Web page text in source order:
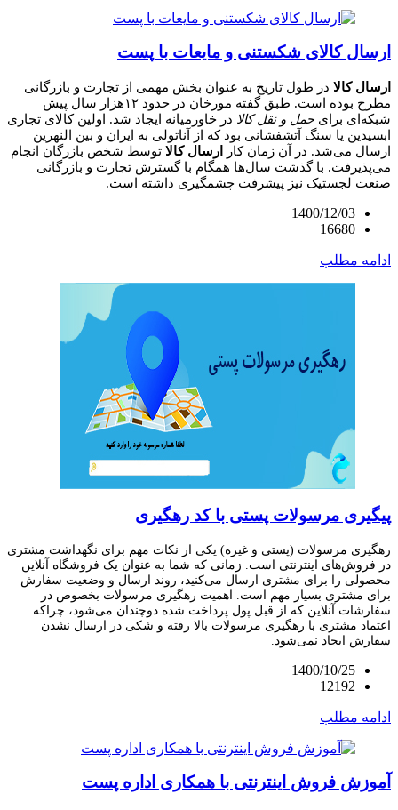
ارسال کالای شکستنی و مایعات با پست
ارسال کالا در طول تاریخ به عنوان بخش مهمی از تجارت و بازرگانی
مطرح بوده است. طبق گفته مورخان در حدود ۱۲هزار سال پیش
شبکه‌ای برای حمل و نقل کالا در خاورمیانه ایجاد شد. اولین کالای تجاری
ابسیدین یا سنگ آتشفشانی بود که از آناتولی به ایران و بین النهرین
ارسال می‌شد. در آن زمان کار
ارسال کالا توسط شخص بازرگان انجام
می‌پذیرفت. با گذشت سال‌ها همگام با گسترش تجارت و بازرگانی
صنعت لجستیک نیز پیشرفت چشمگیری داشته است.
1400/12/03
16680
ادامه مطلب
پیگیری مرسولات پستی با کد رهگیری
رهگیری مرسولات (پستی و غیره) یکی از نکات مهم برای نگهداشت مشتری
در فروش‌های اینترنتی است. زمانی که شما به عنوان یک فروشگاه آنلاین
محصولی را برای مشتری ارسال می‌کنید، روند ارسال و وضعیت سفارش
برای مشتری بسیار مهم است. اهمیت رهگیری مرسولات بخصوص در
سفارشات آنلاین که از قبل پول پرداخت شده دوچندان می‌شود، چراکه
اعتماد مشتری با رهگیری مرسولات بالا رفته و شکی در ارسال نشدن
سفارش ایجاد نمی‌شود.
1400/10/25
12192
ادامه مطلب
آموزش فروش اینترنتی با همکاری اداره پست